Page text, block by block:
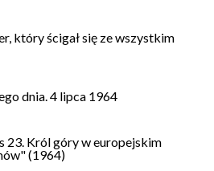
który ścigał się ze wszystkim
dnia. 4 lipca 1964
23. Król góry w europejskim
(1964)